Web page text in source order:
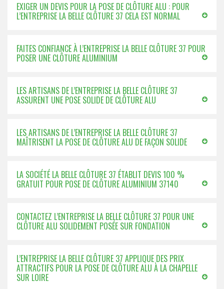
EXIGER UN DEVIS POUR LA POSE DE CLÔTURE ALU : POUR
L’ENTREPRISE LA BELLE CLÔTURE 37 CELA EST NORMAL
FAITES CONFIANCE À L’ENTREPRISE LA BELLE CLÔTURE 37 POUR
POSER UNE CLÔTURE ALUMINIUM
LES ARTISANS DE L’ENTREPRISE LA BELLE CLÔTURE 37
ASSURENT UNE POSE SOLIDE DE CLÔTURE ALU
LES ARTISANS DE L’ENTREPRISE LA BELLE CLÔTURE 37
MAÎTRISENT LA POSE DE CLÔTURE ALU DE FAÇON SOLIDE
LA SOCIÉTÉ LA BELLE CLÔTURE 37 ÉTABLIT DEVIS 100 %
GRATUIT POUR POSE DE CLÔTURE ALUMINIUM 37140
CONTACTEZ L’ENTREPRISE LA BELLE CLÔTURE 37 POUR UNE
CLÔTURE ALU SOLIDEMENT POSÉE SUR FONDATION
L’ENTREPRISE LA BELLE CLÔTURE 37 APPLIQUE DES PRIX
ATTRACTIFS POUR LA POSE DE CLÔTURE ALU À LA CHAPELLE
SUR LOIRE